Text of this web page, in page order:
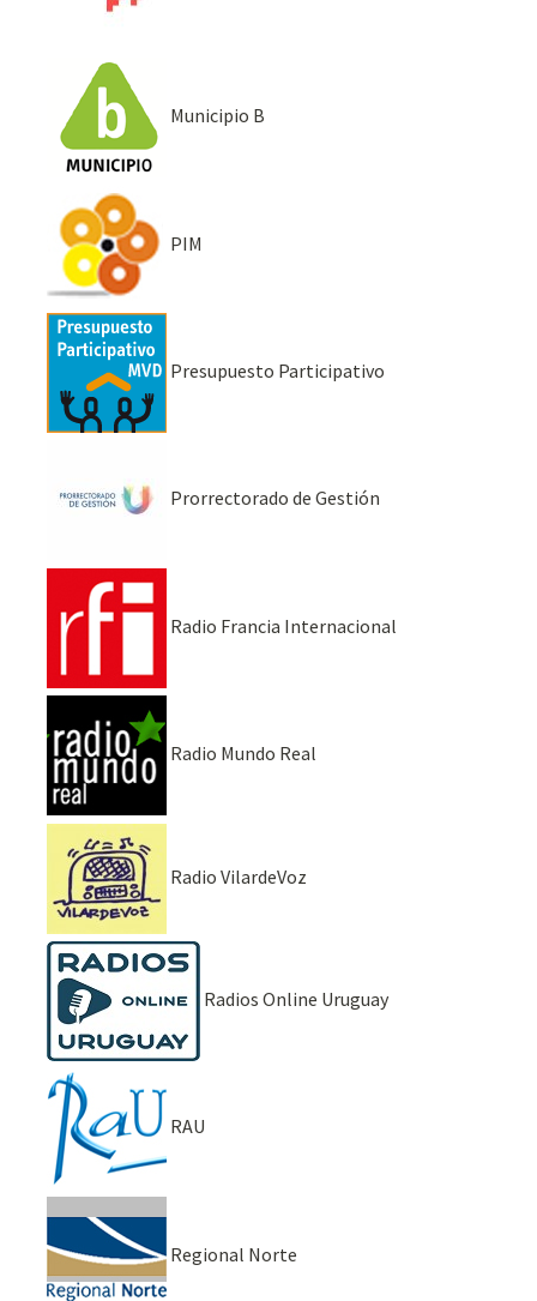
Municipio B
PIM
Presupuesto Participativo
Prorrectorado de Gestión
Radio Francia Internacional
Radio Mundo Real
Radio VilardeVoz
Radios Online Uruguay
RAU
Regional Norte